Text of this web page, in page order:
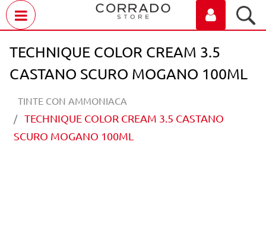
TECHNIQUE COLOR CREAM 3.5
CASTANO SCURO MOGANO 100ML
TINTE CON AMMONIACA
TECHNIQUE COLOR CREAM 3.5 CASTANO
SCURO MOGANO 100ML